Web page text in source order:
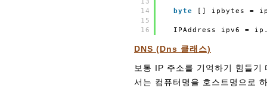
13
14
15
16
byte [] ipbytes =
IPAddress ipv6 =
DNS (Dns 클래스)
보통 IP 주소를 기억하기 힘들
서는 컴퓨터명을 호스트명으로